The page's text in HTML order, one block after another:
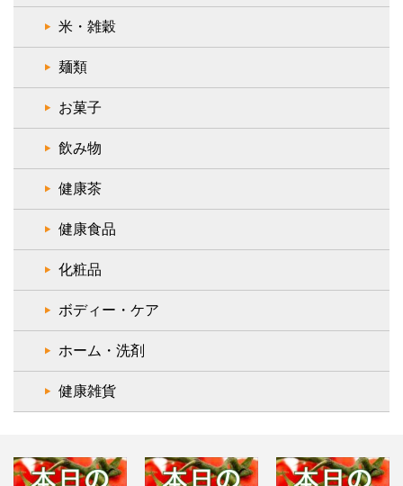
米・雑穀
麺類
お菓子
飲み物
健康茶
健康食品
化粧品
ボディー・ケア
ホーム・洗剤
健康雑貨